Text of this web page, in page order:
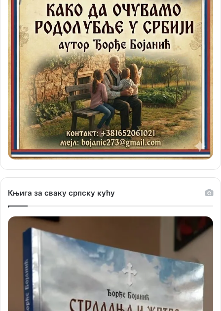
Књига за сваку српску кућу